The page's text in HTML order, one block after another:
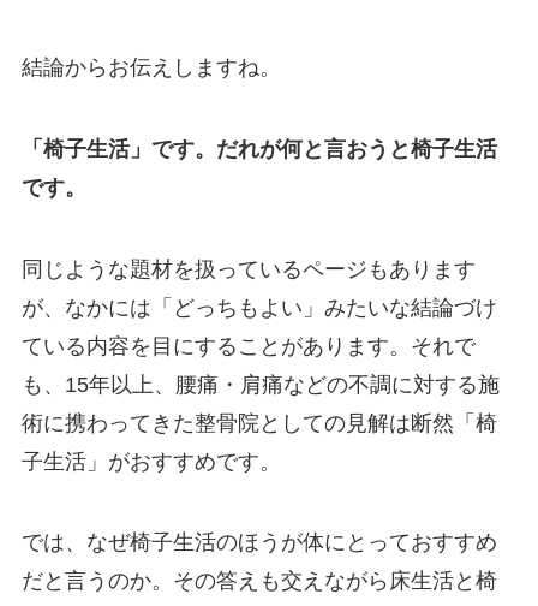
結論からお伝えしますね。
「椅子生活」です。だれが何と言おうと椅子生活
です。
同じような題材を扱っているページもあります
が、なかには「どっちもよい」みたいな結論づけ
ている内容を目にすることがあります。それで
も、15年以上、腰痛・肩痛などの不調に対する施
術に携わってきた整骨院としての見解は断然「椅
子生活」がおすすめです。
では、なぜ椅子生活のほうが体にとっておすすめ
だと言うのか。その答えも交えながら床生活と椅